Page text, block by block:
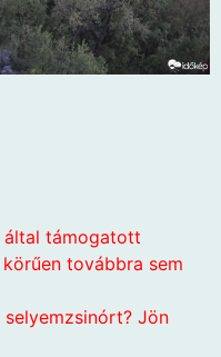
által támogatott
továbbra sem
Jön